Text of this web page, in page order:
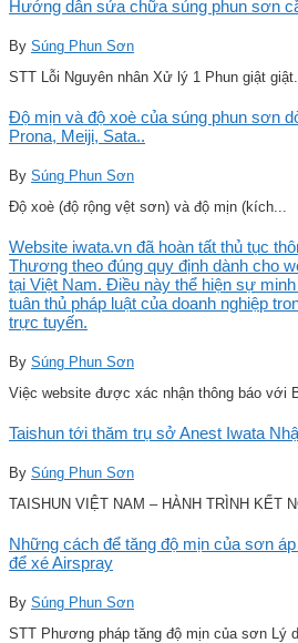
Hướng dẫn sửa chữa súng phun sơn
By Súng Phun Sơn
STT Lỗi Nguyên nhân Xử lý 1 Phun giật
Độ mịn và độ xoè của súng phun sơn
Prona, Meiji, Sata..
By Súng Phun Sơn
Độ xoè (độ rộng vệt sơn) và độ mịn (kích...
Website iwata.vn đã hoàn tất thủ tục
Thương theo đúng quy định dành cho
tại Việt Nam. Điều này thể hiện sự
tuân thủ pháp luật của doanh nghiệp
trực tuyến.
By Súng Phun Sơn
Việc website được xác nhận thông báo với
Taishun tới thăm trụ sở Anest Iwata
By Súng Phun Sơn
TAISHUN VIỆT NAM – HÀNH TRÌNH KẾT
Những cách để tăng độ mịn của sơn
để xé Airspray
By Súng Phun Sơn
STT Phương pháp tăng độ mịn của sơn Lý